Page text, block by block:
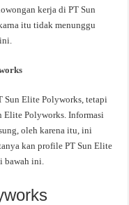
kerja di PT Sun
itu tidak menunggu
Sun Elite Polyworks, tetapi
Elite Polyworks. Informasi
oleh karena itu, ini
kan profile PT Sun Elite
bawah ini.